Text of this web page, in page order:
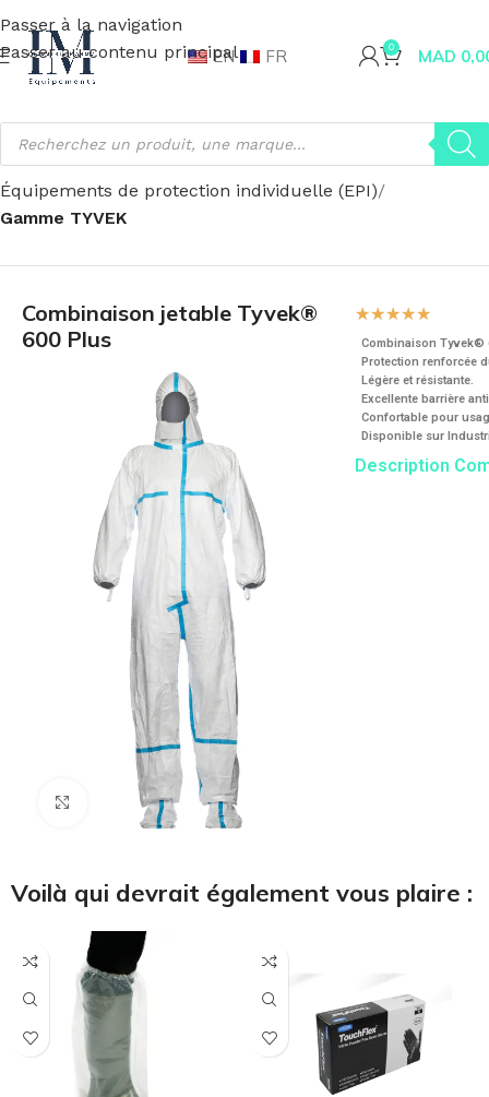
Passer à la navigation
Passer au contenu principal
EN FR 0 MAD
Accueil Sécurité & santé
Équipements de protection individuelle (EPI)
Gamme TYVEK
Combinaison jetable Tyvek®
600 Plus
Cliquez pour agrandir
☆☆☆☆☆
Combinaison Tyvek®
Protection renforcée
Légère et résistante.
Excellente barrière
Confortable pour
Disponible sur
Description
Voilà qui devrait également vous plaire :